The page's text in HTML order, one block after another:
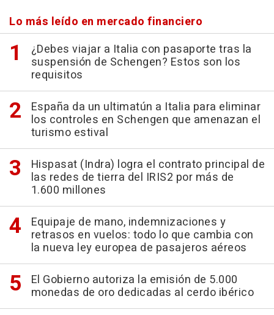
Lo más leído en mercado financiero
¿Debes viajar a Italia con pasaporte tras la
suspensión de Schengen? Estos son los
requisitos
España da un ultimatún a Italia para eliminar
los controles en Schengen que amenazan el
turismo estival
Hispasat (Indra) logra el contrato principal de
las redes de tierra del IRIS2 por más de
1.600 millones
Equipaje de mano, indemnizaciones y
retrasos en vuelos: todo lo que cambia con
la nueva ley europea de pasajeros aéreos
El Gobierno autoriza la emisión de 5.000
monedas de oro dedicadas al cerdo ibérico